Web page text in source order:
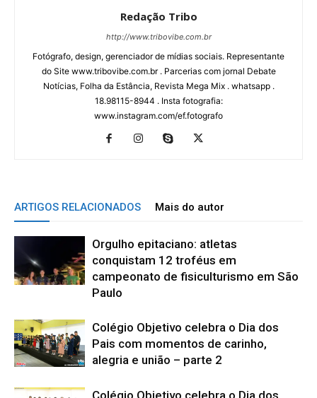
Redação Tribo
http://www.tribovibe.com.br
Fotógrafo, design, gerenciador de mídias sociais. Representante
do Site www.tribovibe.com.br . Parcerias com jornal Debate
Notícias, Folha da Estância, Revista Mega Mix . whatsapp .
18.98115-8944 . Insta fotografia:
www.instagram.com/ef.fotografo
ARTIGOS RELACIONADOS Mais do autor
Orgulho epitaciano: atletas
conquistam 12 troféus em
campeonato de fisiculturismo em São
Paulo
Colégio Objetivo celebra o Dia dos
Pais com momentos de carinho,
alegria e união – parte 2
Colégio Objetivo celebra o Dia dos